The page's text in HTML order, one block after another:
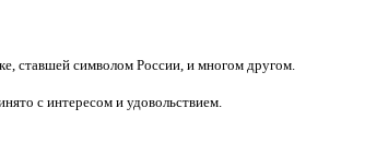
ставшей символом России, и многом другом.
с интересом и удовольствием.